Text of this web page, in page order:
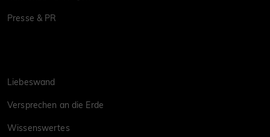
Presse & PR
Liebeswand
Versprechen an die Erde
Wissenswertes